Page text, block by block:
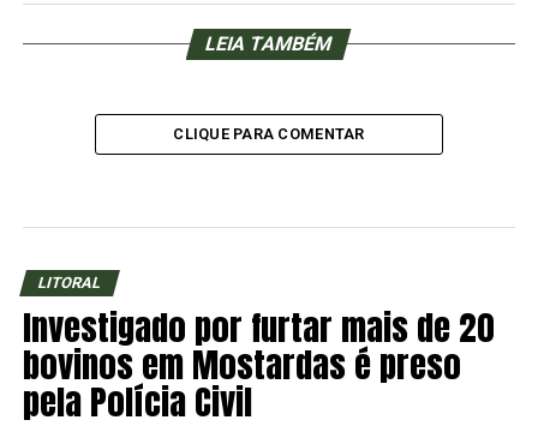
LEIA TAMBÉM
CLIQUE PARA COMENTAR
LITORAL
Investigado por furtar mais de 20
bovinos em Mostardas é preso
pela Polícia Civil